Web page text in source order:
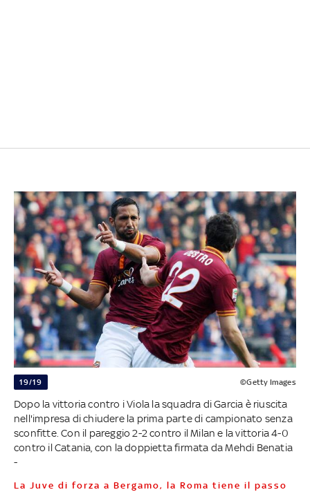
19/19 ©Getty Images
Dopo la vittoria contro i Viola la squadra di Garcia è riuscita
nell'impresa di chiudere la prima parte di campionato senza
sconfitte. Con il pareggio 2-2 contro il Milan e la vittoria 4-0
contro il Catania, con la doppietta firmata da Mehdi Benatia
-
La Juve di forza a Bergamo, la Roma tiene il passo